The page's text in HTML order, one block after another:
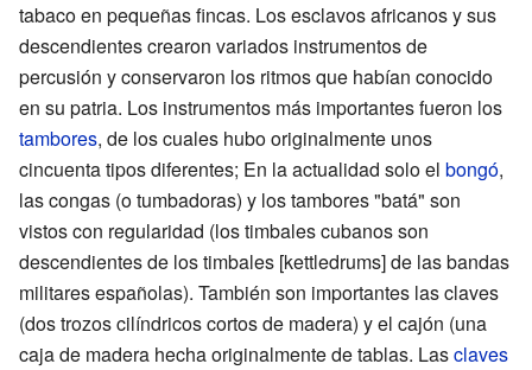
tabaco en pequeñas fincas. Los esclavos africanos y sus
descendientes crearon variados instrumentos de
percusión y conservaron los ritmos que habían conocido
en su patria. Los instrumentos más importantes fueron los
tambores, de los cuales hubo originalmente unos
cincuenta tipos diferentes; En la actualidad solo el bongó,
las congas (o tumbadoras) y los tambores "batá" son
vistos con regularidad (los timbales cubanos son
descendientes de los timbales [kettledrums] de las bandas
militares españolas). También son importantes las claves
(dos trozos cilíndricos cortos de madera) y el cajón (una
caja de madera hecha originalmente de tablas. Lasclaves